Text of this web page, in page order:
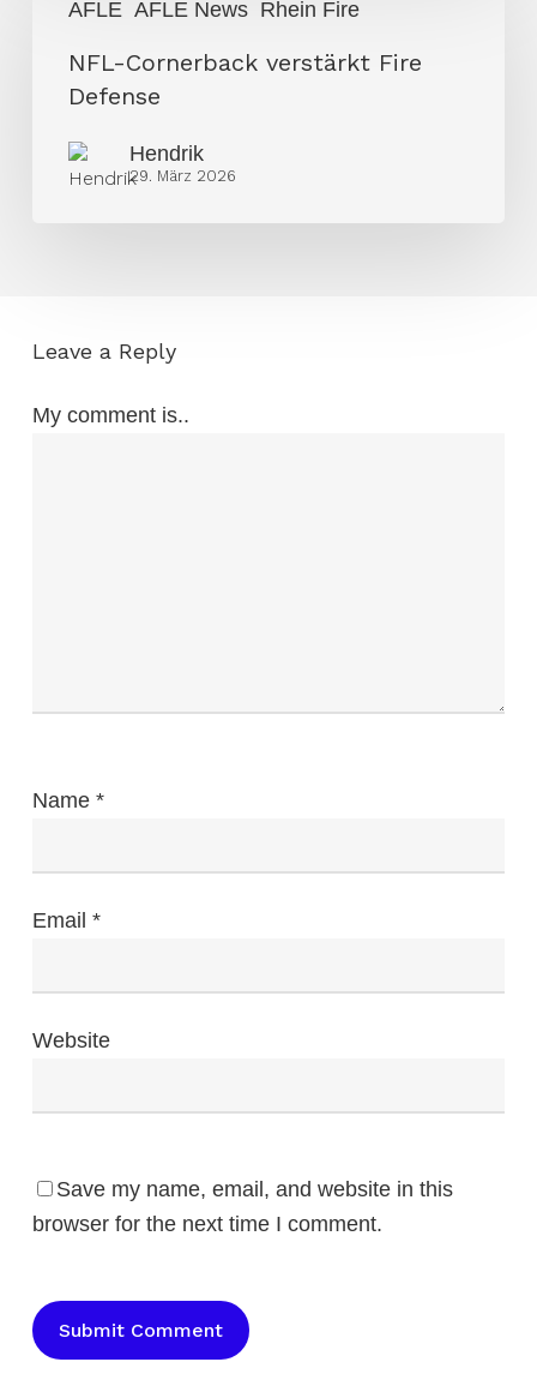
AFLE AFLE News Rhein Fire
Cornerback
verstärkt
NFL-Cornerback verstärkt Fire
Defense
Hendrik
29. März 2026
Leave a Reply
My comment is..
Name *
Email *
Website
Save my name, email, and website in this
browser for the next time I comment.